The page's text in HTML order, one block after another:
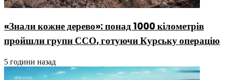
«Знали кожне дерево»: понад 1000 кілометрів
пройшли групи ССО, готуючи Курську операцію
5 години назад